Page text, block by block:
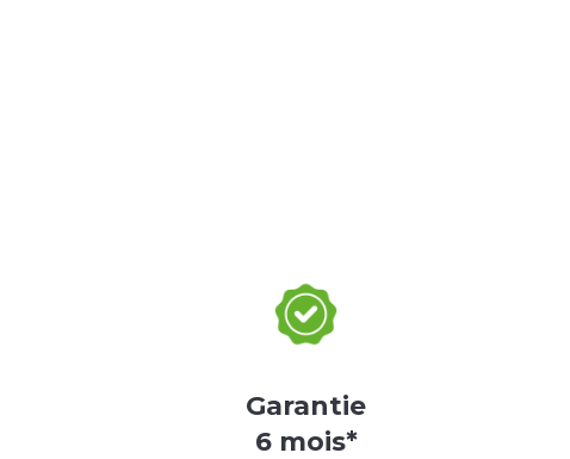
Garantie
6 mois*